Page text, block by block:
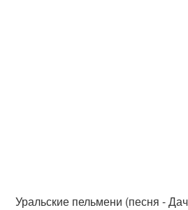
Уральские пельмени (песня -